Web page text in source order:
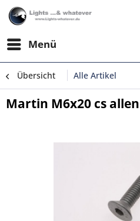
Menü
Übersicht Alle Artikel
Martin M6x20 cs